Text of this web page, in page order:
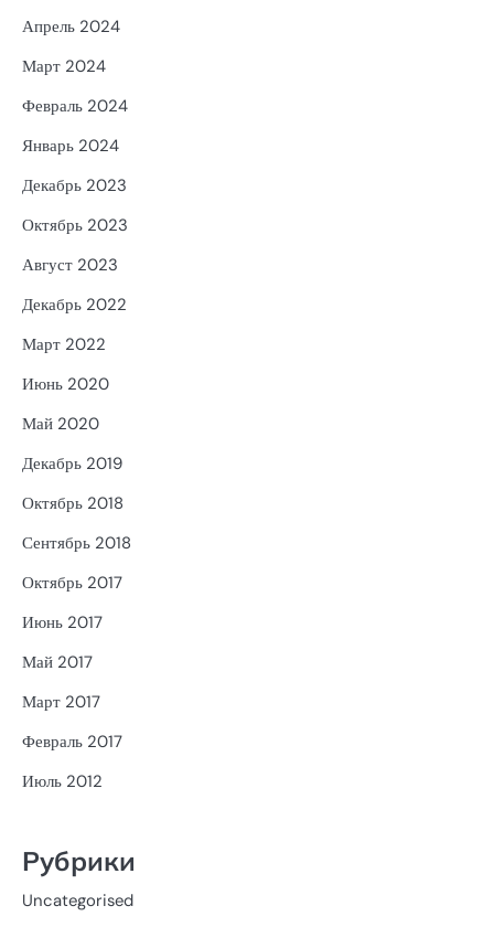
Апрель 2024
Март 2024
Февраль 2024
Январь 2024
Декабрь 2023
Октябрь 2023
Август 2023
Декабрь 2022
Март 2022
Июнь 2020
Май 2020
Декабрь 2019
Октябрь 2018
Сентябрь 2018
Октябрь 2017
Июнь 2017
Май 2017
Март 2017
Февраль 2017
Июль 2012
Рубрики
Uncategorised